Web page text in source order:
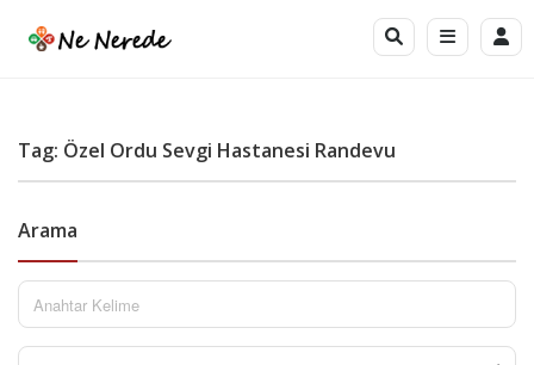
Tag: Özel Ordu Sevgi Hastanesi Randevu
Arama